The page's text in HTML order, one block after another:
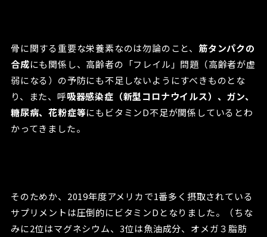
骨に関する重要な栄養素なのは勿論のこと、 筋タンパクの
合成にも関係し、高齢者の「フレイル」問題（高齢者が虚
弱になる）の予防にも不足しないようにすべきものとな
り、また、呼吸器感染症（新型コロナウイルス）、ガン、
糖尿病、花粉症等にもビタミンD不足が関係しているとわ
かってきました。
そのためか、2019年度アメリカで1番多く摂取されている
サプリメントは圧倒的にビタミンDとなりました。（ちな
みに2位はマグネシウム、3位は魚油成分、オメガ３脂肪